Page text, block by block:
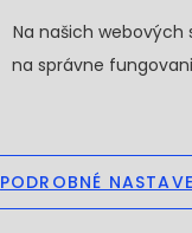
Na našich webových
na správne
PODROBNÉ